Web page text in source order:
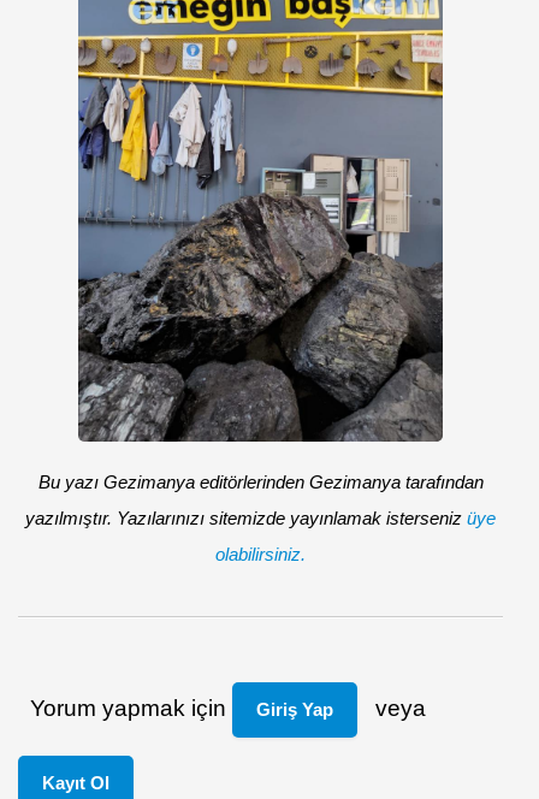
Bu yazı Gezimanya editörlerinden Gezimanya tarafından
yazılmıştır. Yazılarınızı sitemizde yayınlamak isterseniz üye
olabilirsiniz.
Yorum yapmak için Giriş Yap veya
Kayıt Ol